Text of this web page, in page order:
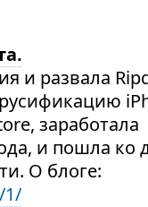
и развала
заработала
и пошла ко
О блоге:
1/